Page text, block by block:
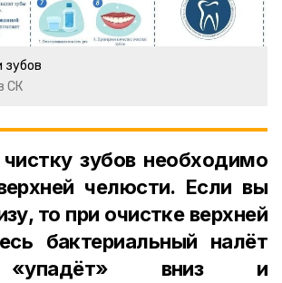
зубов
СК
зубов необходимо
челюсти. Если вы
то при очистке верхней
бактериальный налёт
«упадёт» вниз и